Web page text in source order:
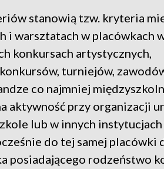
stanowią tzw. kryteria
i warsztatach w placówkach
konkursach artystycznych,
turniejów,
co najmniej
aktywność przy organizacji
lub w innych
do tej samej
posiadającego rodzeństwo